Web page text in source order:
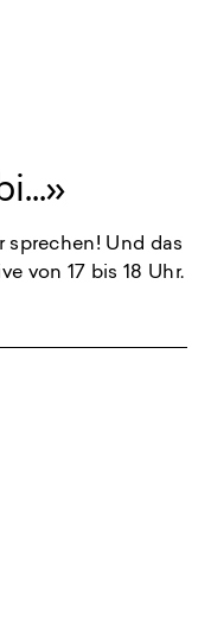
sprechen! Und das
von 17 bis 18 Uhr.